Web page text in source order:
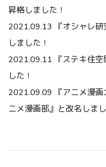
昇格しました！
2021.09.13 『オシャレ
しました！
2021.09.11 『ステキ住
した！
2021.09.09 『アニメ漫画
ニメ漫画部』と改名しまし